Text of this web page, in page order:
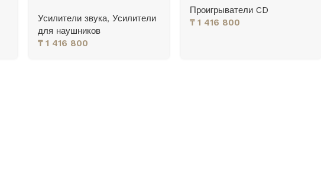
Усилители звука, Усилители
для наушников
₸1 416 800
Проигрыватели CD
₸1 416 800